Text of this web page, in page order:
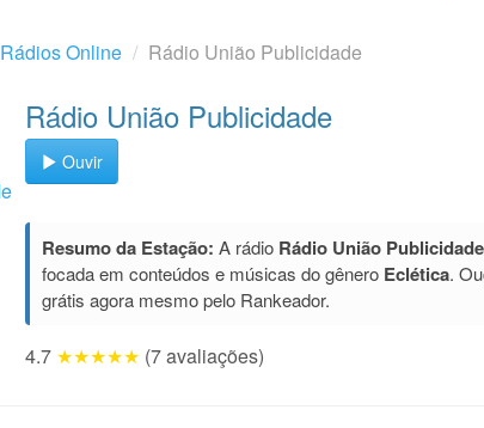
Rádios Online Rádio União Publicidade
Rádio União Publicidade
Ouvir
Resumo da Estação: A rádio Rádio União Publicidade
focada em conteúdos e músicas do gênero Eclética.
grátis agora mesmo pelo Rankeador.
4.7 ★★★★★ (7 avaliações)